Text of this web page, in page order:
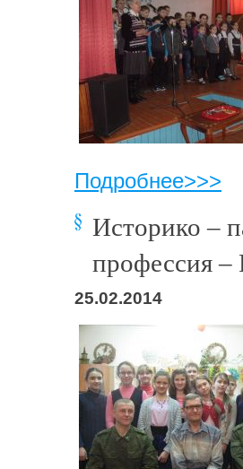
Подробнее>>>
Историко –
профессия –
25.02.2014